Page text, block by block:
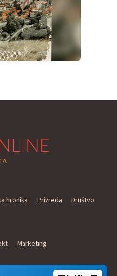
hronika Privreda
Društvo
Marketing